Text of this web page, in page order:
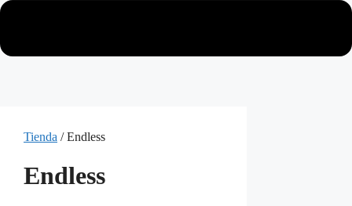
Tienda / Endless
Endless